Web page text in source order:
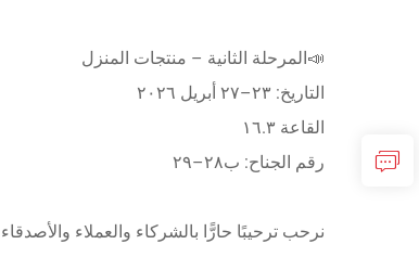
📣المرحلة الثانية – منتجات المنزل
التاريخ: ٢٣–٢٧ أبريل ٢٠٢٦
القاعة ١٦.٣
رقم الجناح: ب٢٨–٢٩
نرحب ترحيبًا حارًّا بالشركاء والعملاء